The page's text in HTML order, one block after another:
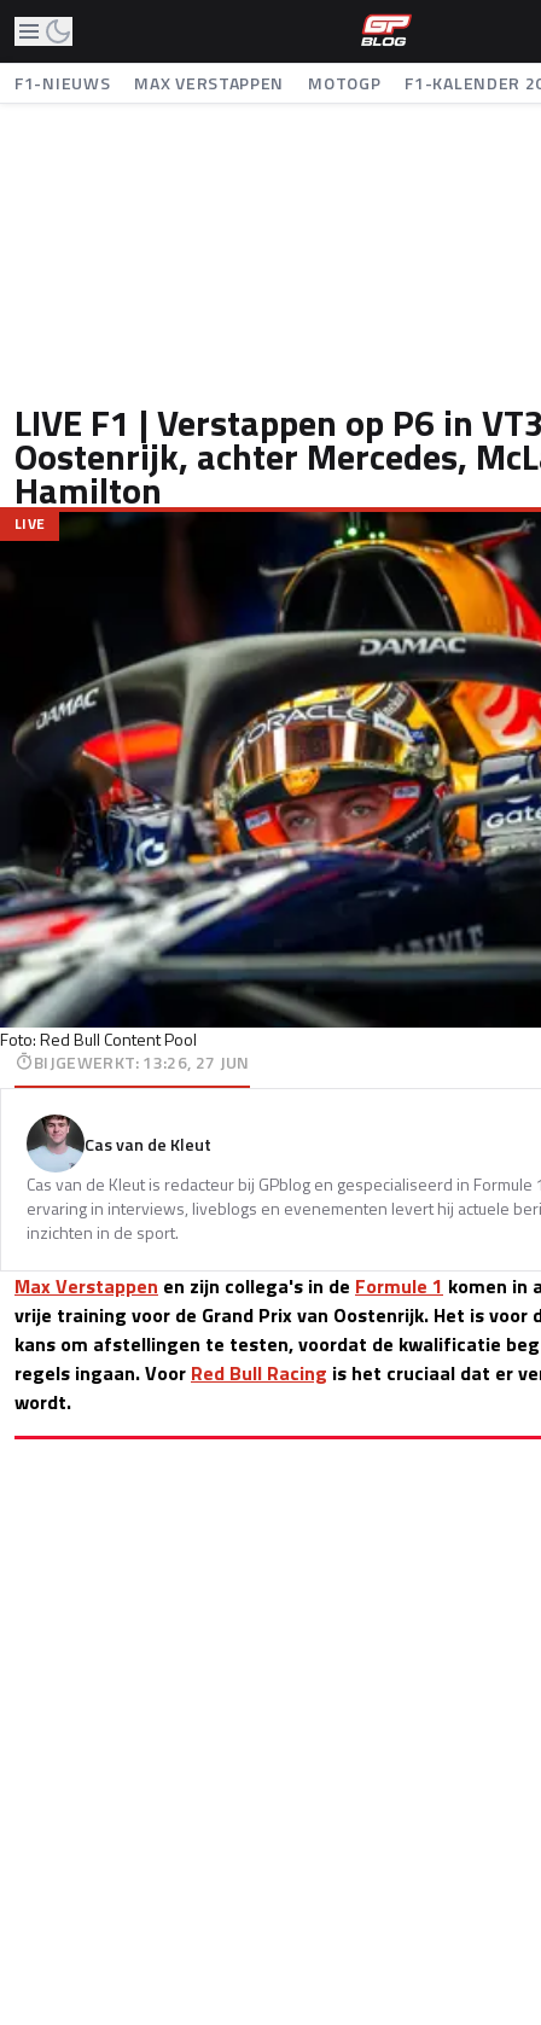
F1-NIEUWS MAX VERSTAPPEN MOTOGP F1-KALENDER
LIVE F1 | Verstappen op P6 in
Oostenrijk, achter Mercedes,
Hamilton
Foto: Red Bull Content Pool
LIVE
BIJGEWERKT:13:26, 27 JUN
Cas van de Kleut
Cas van de Kleut is redacteur bij GPblog en gespecialiseerd in
ervaring in interviews, liveblogs en evenementen levert hij actuele
inzichten in de sport.
Max Verstappen en zijn collega's in de Formule 1 komen in
vrije training voor de Grand Prix van Oostenrijk. Het is voor
kans om afstellingen te testen, voordat de kwalificatie
regels ingaan. Voor Red Bull Racing is het cruciaal dat er
wordt.